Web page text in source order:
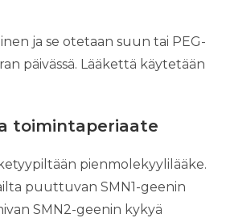
ja se otetaan suun tai PEG-
päivässä. Lääkettä käytetään
toimintaperiaate
pienmolekyylilääke.
puuttuvan SMN1-geenin
SMN2-geenin kykyä